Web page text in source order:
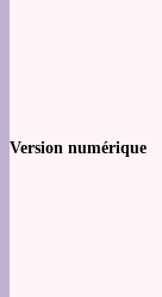
Version numérique